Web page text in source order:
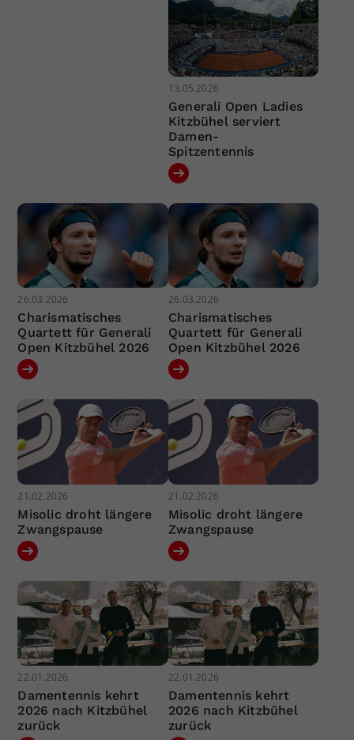
13.05.2026
Generali Open Ladies
Kitzbühel serviert
Damen-
Spitzentennis
26.03.2026
Charismatisches
Quartett für Generali
Open Kitzbühel 2026
26.03.2026
Charismatisches
Quartett für Generali
Open Kitzbühel 2026
21.02.2026
Misolic droht längere
Zwangspause
21.02.2026
Misolic droht längere
Zwangspause
22.01.2026
Damentennis kehrt
2026 nach Kitzbühel
zurück
22.01.2026
Damentennis kehrt
2026 nach Kitzbühel
zurück